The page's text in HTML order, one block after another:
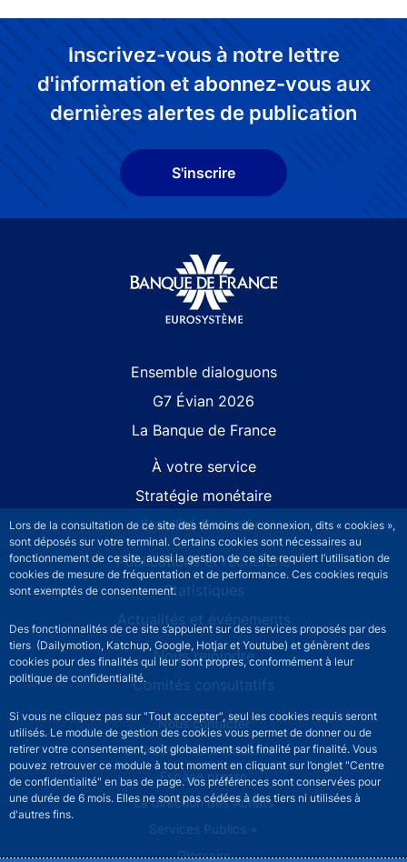
Lors de la consultation de ce site des témoins de connexion, dits « cookies »,
sont déposés sur votre terminal. Certains cookies sont nécessaires au
fonctionnement de ce site, aussi la gestion de ce site requiert l’utilisation de
cookies de mesure de fréquentation et de performance. Ces cookies requis
sont exemptés de consentement.
Des fonctionnalités de ce site s’appuient sur des services proposés par des
tiers (Dailymotion, Katchup, Google, Hotjar et Youtube) et génèrent des
cookies pour des finalités qui leur sont propres, conformément à leur
politique de confidentialité.
Si vous ne cliquez pas sur "Tout accepter", seul les cookies requis seront
utilisés. Le module de gestion des cookies vous permet de donner ou de
retirer votre consentement, soit globalement soit finalité par finalité. Vous
pouvez retrouver ce module à tout moment en cliquant sur l’onglet "Centre
de confidentialité" en bas de page. Vos préférences sont conservées pour
une durée de 6 mois. Elles ne sont pas cédées à des tiers ni utilisées à
d'autres fins.
Inscrivez-vous à notre lettre
d'information et abonnez-vous aux
dernières alertes de publication
S'inscrire
Ensemble dialoguons
G7 Évian 2026
La Banque de France
À votre service
Stratégie monétaire
Stabilité financière
Publications et recherche
Statistiques
Actualités et événements
Nous rejoindre
Comités consultatifs
Footer secondary menuNous contacter
Sourds et malentendants
Espace presse
La direction des Achats
Services Publics +
Glossaire